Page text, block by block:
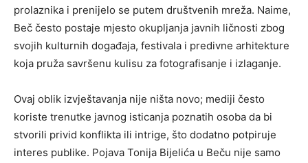
prolaznika i prenijelo se putem društvenih mreža. Naime,
Beč često postaje mjesto okupljanja javnih ličnosti zbog
svojih kulturnih događaja, festivala i predivne arhitekture
koja pruža savršenu kulisu za fotografisanje i izlaganje.
Ovaj oblik izvještavanja nije ništa novo; mediji često
koriste trenutke javnog isticanja poznatih osoba da bi
stvorili privid konflikta ili intrige, što dodatno potpiruje
interes publike. Pojava Tonija Bijelića u Beču nije samo